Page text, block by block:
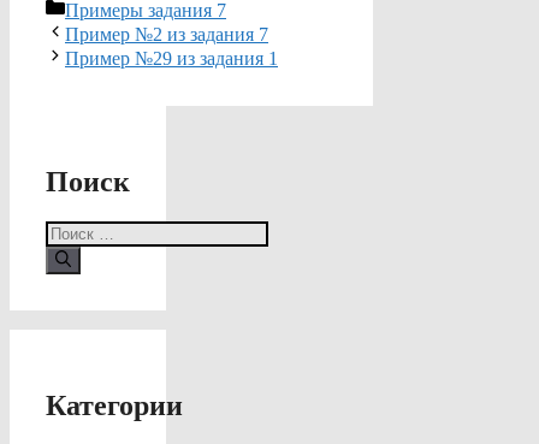
Рубрики
Примеры задания 7
Пример №2 из задания 7
Пример №29 из задания 1
Поиск
Поиск:
Категории